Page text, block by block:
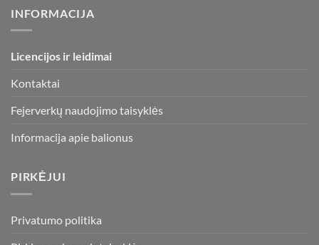
may
on
page
INFORMACIJA
Licencijos ir leidimai
Kontaktai
Fejerverkų naudojimo taisyklės
Informacija apie balionus
PIRKĖJUI
Privatumo politika